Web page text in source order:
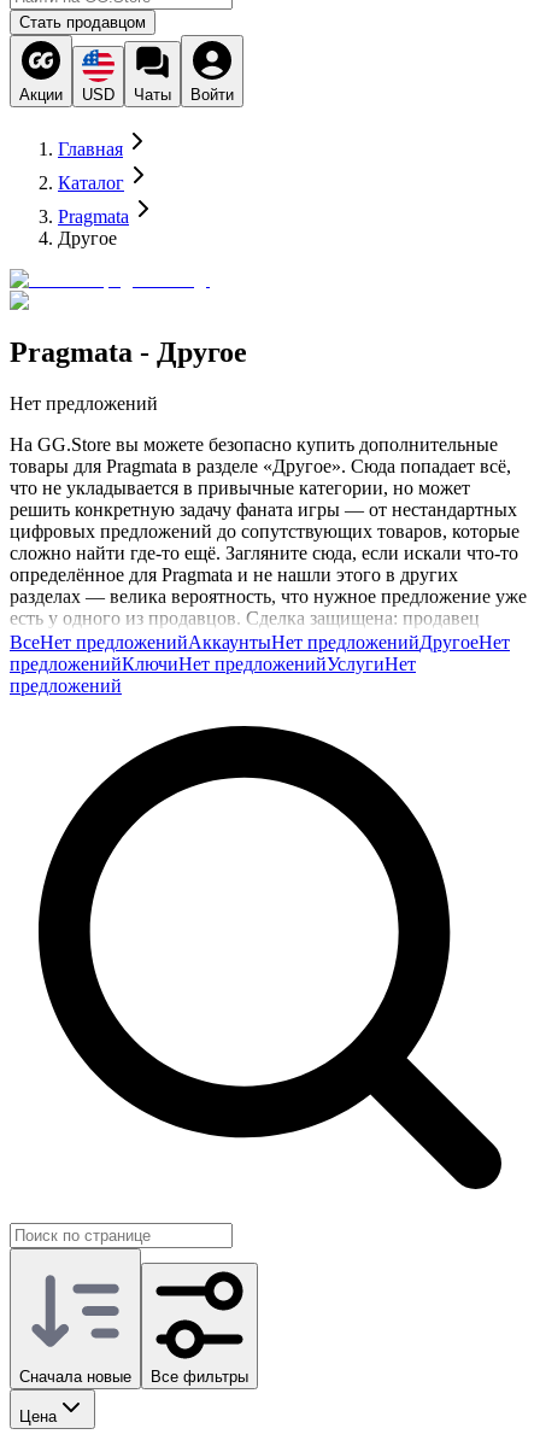
Стать продавцом
Акции USD Чаты Войти
Главная
Каталог
Pragmata
Другое
Pragmata - Другое
Нет предложений
На GG.Store вы можете безопасно купить дополнительные
товары для Pragmata в разделе «Другое». Сюда попадает всё,
что не укладывается в привычные категории, но может
решить конкретную задачу фаната игры — от нестандартных
цифровых предложений до сопутствующих товаров, которые
сложно найти где-то ещё. Загляните сюда, если искали что-то
определённое для Pragmata и не нашли этого в других
разделах — велика вероятность, что нужное предложение уже
есть у одного из продавцов. Сделка защищена: продавец
получает оплату только после выполнения заказа.
Просмотрите раздел и найдите полезное дополнение для
игры.
ВсеНет предложенийАккаунтыНет предложенийДругоеНет
предложенийКлючиНет предложенийУслугиНет
предложений
Сначала новые Все фильтры
Цена